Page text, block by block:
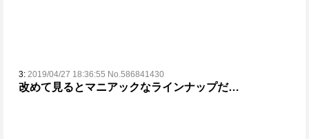
3: 2019/04/27 18:36:55 No.586841430
改めて見るとマニアックなラインナップだ…